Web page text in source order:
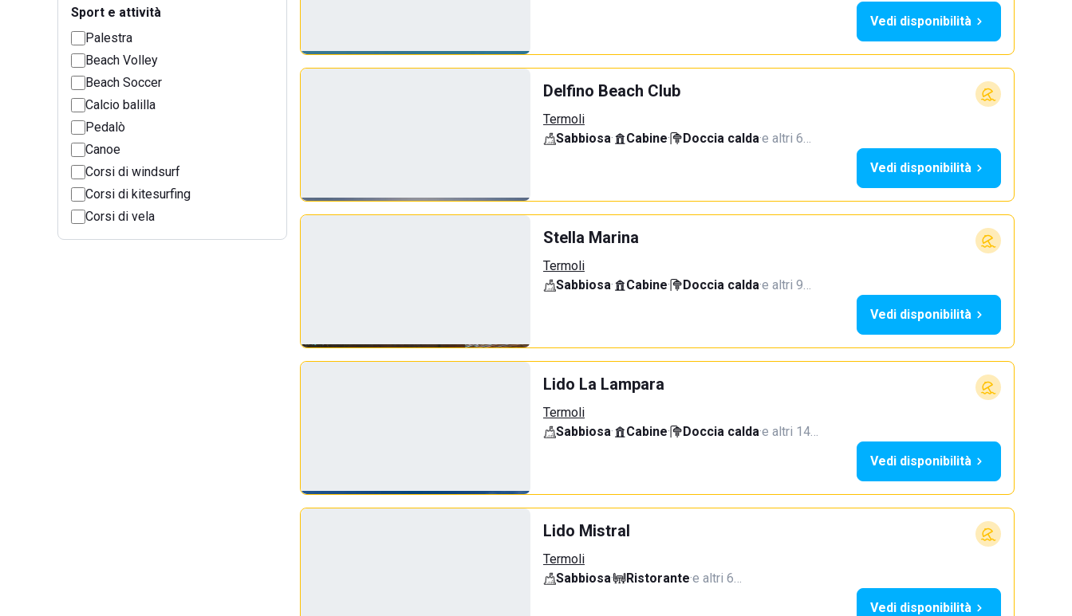
Sport e attività
Palestra
Beach Volley
Beach Soccer
Calcio balilla
Pedalò
Canoe
Corsi di windsurf
Corsi di kitesurfing
Corsi di vela
Vedi disponibilità
Delfino Beach Club
Termoli
Sabbiosa· Cabine· Doccia calda·e altri 6…
Vedi disponibilità
Stella Marina
Termoli
Sabbiosa· Cabine· Doccia calda·e altri 9…
Vedi disponibilità
Lido La Lampara
Termoli
Sabbiosa· Cabine· Doccia calda·e altri 14…
Vedi disponibilità
Lido Mistral
Termoli
Sabbiosa· Ristorante·e altri 6…
Vedi disponibilità